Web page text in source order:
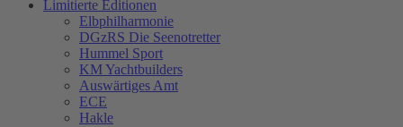
Limitierte Editionen
Elbphilharmonie
DGzRS Die Seenotretter
Hummel Sport
KM Yachtbuilders
Auswärtiges Amt
ECE
Hakle